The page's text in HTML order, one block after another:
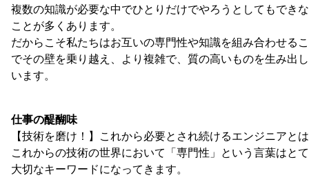
複数の知識が必要な中でひとりだけでやろうとしてもでき
ことが多くあります。
だからこそ私たちはお互いの専門性や知識を組み合わせる
でその壁を乗り越え、より複雑で、質の高いものを生み出
います。
仕事の醍醐味
【技術を磨け！】これから必要とされ続けるエンジニアと
これからの技術の世界において「専門性」という言葉はと
大切なキーワードになってきます。